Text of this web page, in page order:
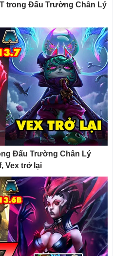
trong Đấu Trường Chân Lý
Đấu Trường Chân Lý
Vex trở lại